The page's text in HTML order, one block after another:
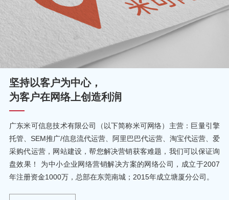
坚持以客户为中心，
为客户在网络上创造利润
广东米可信息技术有限公司（以下简称米可网络）主营：巨量引擎
托管、SEM推广/信息流代运营、阿里巴巴代运营、淘宝代运营、爱
采购代运营，网站建设，帮您解决营销获客难题，我们可以保证询
盘效果！ 为中小企业网络营销解决方案的网络公司，成立于2007
年注册资金1000万，总部在东莞南城；2015年成立塘厦分公司。